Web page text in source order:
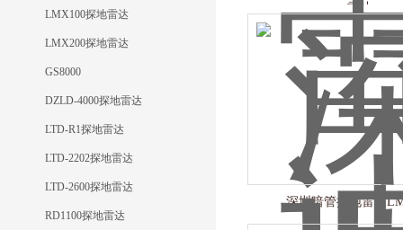
LMX100探地雷达
LMX200探地雷达
GS8000
DZLD-4000探地雷达
LTD-R1探地雷达
LTD-2202探地雷达
LTD-2600探地雷达
RD1100探地雷达
雷达
深圳暗管探地雷达